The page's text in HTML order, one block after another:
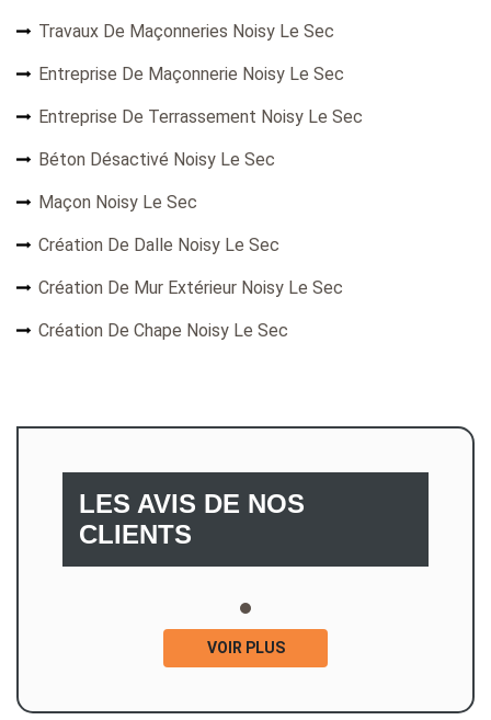
Travaux De Maçonneries Noisy Le Sec
Entreprise De Maçonnerie Noisy Le Sec
Entreprise De Terrassement Noisy Le Sec
Béton Désactivé Noisy Le Sec
Maçon Noisy Le Sec
Création De Dalle Noisy Le Sec
Création De Mur Extérieur Noisy Le Sec
Création De Chape Noisy Le Sec
LES AVIS DE NOS
CLIENTS
VOIR PLUS